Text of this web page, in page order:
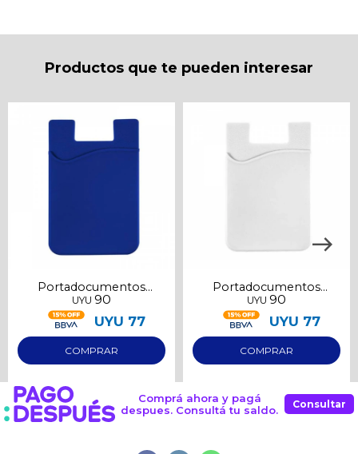
Productos que te pueden interesar
Portadocumentos
adhesivo azul
UYU 90
UYU 77
Portadocumentos
adhesivo blanco
UYU 90
UYU 77
Comprá ahora y pagá
despues. Consultá tu saldo.
Consultar
Continuar